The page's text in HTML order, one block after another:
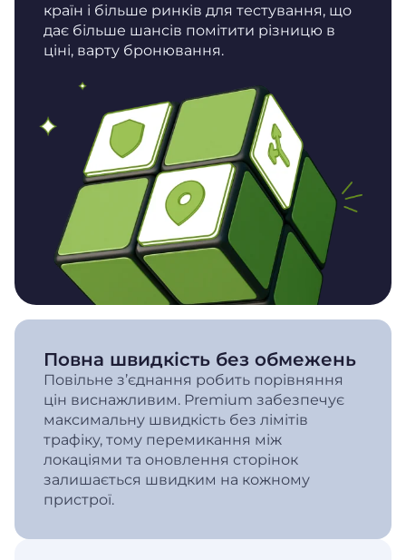
країн і більше ринків для тестування, що
дає більше шансів помітити різницю в
ціні, варту бронювання.
Повна швидкість без обмежень
Повільне з’єднання робить порівняння
цін виснажливим. Premium забезпечує
максимальну швидкість без лімітів
трафіку, тому перемикання між
локаціями та оновлення сторінок
залишається швидким на кожному
пристрої.